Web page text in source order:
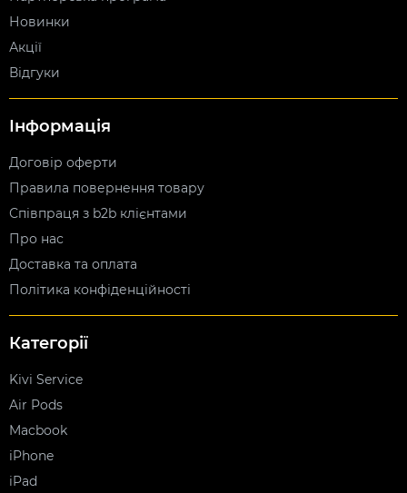
Новинки
Акції
Відгуки
Інформація
Договір оферти
Правила повернення товару
Співпраця з b2b клієнтами
Про нас
Доставка та оплата
Політика конфіденційності
Категорії
Kivi Service
Air Pods
Macbook
iPhone
iPad